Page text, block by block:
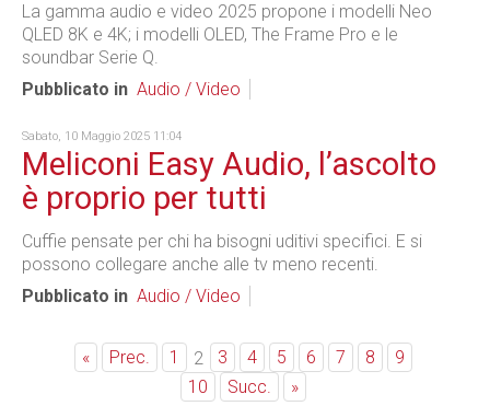
La gamma audio e video 2025 propone i modelli Neo
QLED 8K e 4K; i modelli OLED, The Frame Pro e le
soundbar Serie Q.
Pubblicato in Audio / Video
Sabato, 10 Maggio 2025 11:04
Meliconi Easy Audio, l’ascolto
è proprio per tutti
Cuffie pensate per chi ha bisogni uditivi specifici. E si
possono collegare anche alle tv meno recenti.
Pubblicato in Audio / Video
« Prec. 1 2 3 4 5 6 7 8
9
10
Succ.
»